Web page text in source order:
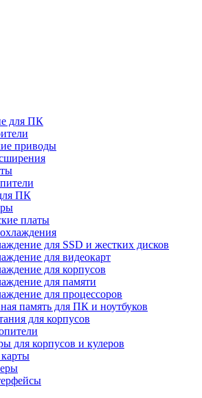
для ПК
приводы
ПК
платы
для SSD и жестких дисков
для видеокарт
для корпусов
для памяти
для процессоров
память для ПК и ноутбуков
для корпусов
для корпусов и кулеров